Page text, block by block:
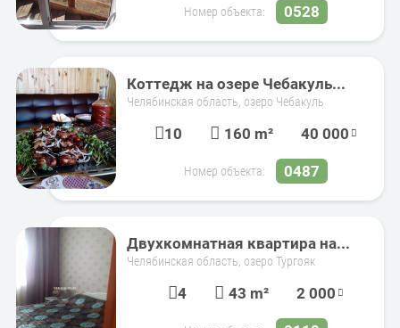
Номер объекта: 0528
Коттедж на озере Чебакуль...
Челябинская область, озеро Чебакуль
10 160 m² 40 000
Номер объекта: 0487
Двухкомнатная квартира на...
Челябинская область, озеро Тургояк
4 43 m² 2 000